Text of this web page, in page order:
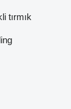
tırmık